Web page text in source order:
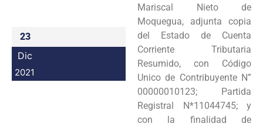
23
Dic
2021
Mariscal Nieto de
Moquegua, adjunta copia
del Estado de Cuenta
Corriente Tributaria
Resumido, con Código
Unico de Contribuyente N”
00000010123; Partida
Registral N*11044745; y
con la finalidad de